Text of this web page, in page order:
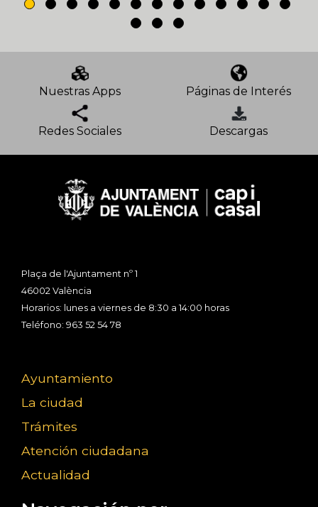
Nuestras Apps Páginas de Interés
Redes Sociales Descargas
Plaça de l'Ajuntament nº 1
46002 València
Horarios: lunes a viernes de 8:30 a 14:00 horas
Teléfono: 963 52 54 78
Ayuntamiento
La ciudad
Trámites
Atención ciudadana
Actualidad